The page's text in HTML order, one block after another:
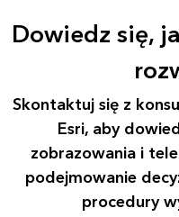
Dowiedz się,
Skontaktuj się z
Esri, aby
zobrazowania i
podejmowanie
procedury